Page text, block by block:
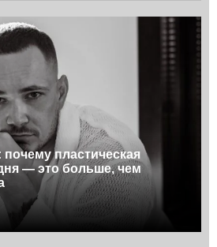
пластическая
— это больше, чем